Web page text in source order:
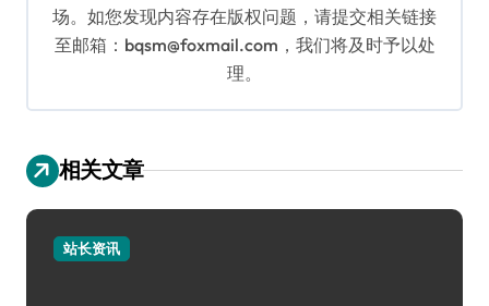
场。如您发现内容存在版权问题，请提交相关链接
至邮箱：bqsm@foxmail.com，我们将及时予以处
理。
相关文章
站长资讯